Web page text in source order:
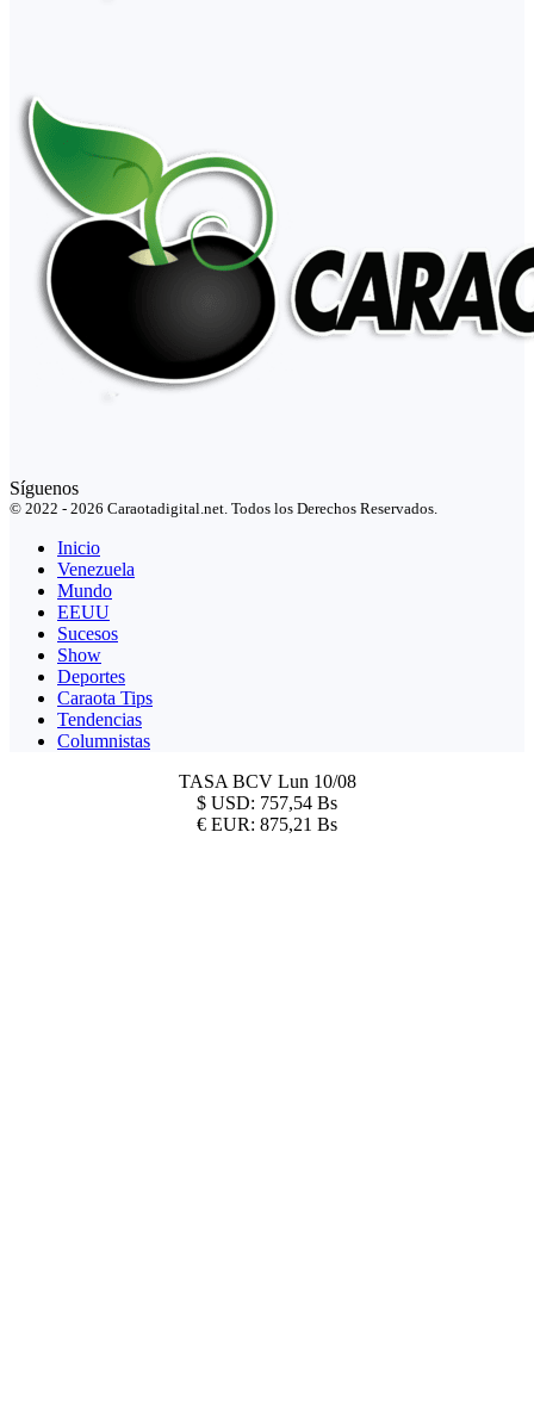
Síguenos
© 2022 - 2026 Caraotadigital.net. Todos los Derechos Reservados.
Inicio
Venezuela
Mundo
EEUU
Sucesos
Show
Deportes
Caraota Tips
Tendencias
Columnistas
TASA BCV Lun 10/08
$ USD: 757,54 Bs
€ EUR: 875,21 Bs